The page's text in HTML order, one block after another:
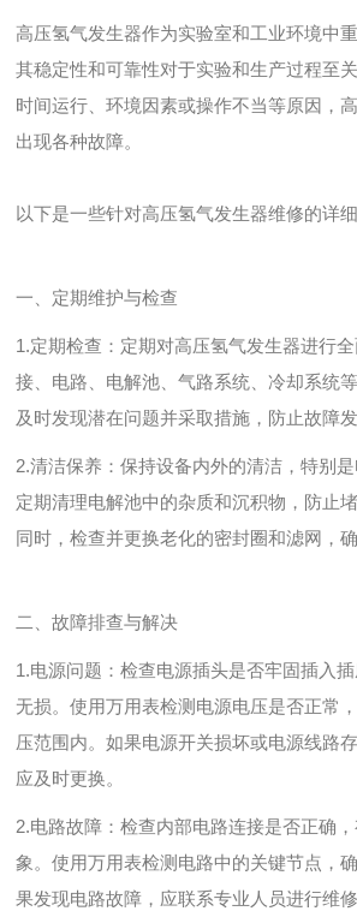
高压氢气发生器作为实验室和工业环境中
其稳定性和可靠性对于实验和生产过程至
时间运行、环境因素或操作不当等原因，
出现各种故障。
以下是一些针对高压氢气发生器维修的详细
一、定期维护与检查
1.定期检查：定期对高压氢气发生器进行
接、电路、电解池、气路系统、冷却系统
及时发现潜在问题并采取措施，防止故障发
2.清洁保养：保持设备内外的清洁，特别是
定期清理电解池中的杂质和沉积物，防止
同时，检查并更换老化的密封圈和滤网，
二、故障排查与解决
1.电源问题：检查电源插头是否牢固插入
无损。使用万用表检测电源电压是否正常
压范围内。如果电源开关损坏或电源线路
应及时更换。
2.电路故障：检查内部电路连接是否正确
象。使用万用表检测电路中的关键节点，
果发现电路故障，应联系专业人员进行维修